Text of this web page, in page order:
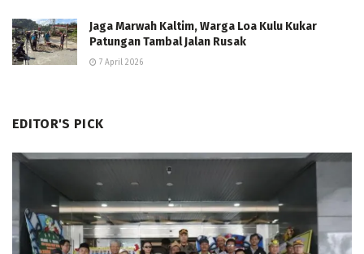
Jaga Marwah Kaltim, Warga Loa Kulu Kukar
Patungan Tambal Jalan Rusak
7 April 2026
EDITOR'S PICK